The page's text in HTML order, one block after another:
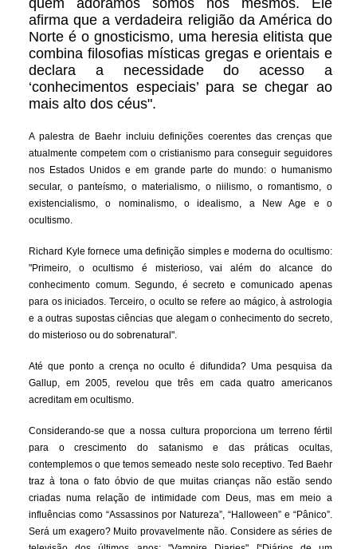
quem adoramos somos nós mesmos. Ele
afirma que a verdadeira religião da América do
Norte é o gnosticismo, uma heresia elitista que
combina filosofias místicas gregas e orientais e
declara a necessidade do acesso a
‘conhecimentos especiais’ para se chegar ao
mais alto dos céus".
A palestra de Baehr incluiu definições coerentes das crenças que
atualmente competem com o cristianismo para conseguir seguidores
nos Estados Unidos e em grande parte do mundo: o humanismo
secular, o panteísmo, o materialismo, o niilismo, o romantismo, o
existencialismo, o nominalismo, o idealismo, a New Age e o
ocultismo.
Richard Kyle fornece uma definição simples e moderna do ocultismo:
"Primeiro, o ocultismo é misterioso, vai além do alcance do
conhecimento comum. Segundo, é secreto e comunicado apenas
para os iniciados. Terceiro, o oculto se refere ao mágico, à astrologia
e a outras supostas ciências que alegam o conhecimento do secreto,
do misterioso ou do sobrenatural".
Até que ponto a crença no oculto é difundida? Uma pesquisa da
Gallup, em 2005, revelou que três em cada quatro americanos
acreditam em ocultismo.
Considerando-se que a nossa cultura proporciona um terreno fértil
para o crescimento do satanismo e das práticas ocultas,
contemplemos o que temos semeado neste solo receptivo. Ted Baehr
traz à tona o fato óbvio de que muitas crianças não estão sendo
criadas numa relação de intimidade com Deus, mas em meio a
influências como “Assassinos por Natureza”, “Halloween” e “Pânico”.
Será um exagero? Muito provavelmente não. Considere as séries de